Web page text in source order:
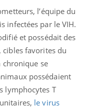
l’équipe du
infectées par le VIH.
et possédait des
favorites du
chronique se
possédaient
lymphocytes T
le virus